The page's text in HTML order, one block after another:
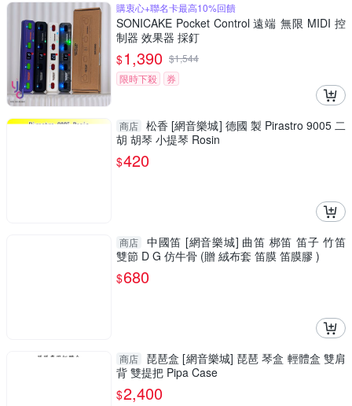
購衷心+聯名卡最高10%回饋
SONICAKE Pocket Control 遠端 無限 MIDI 控
制器 效果器 採釘
$1,390 $1,544
限時下殺
券
商店 松香 [網音樂城] 德國 製 Pirastro 9005 二
胡 胡琴 小提琴 Rosin
$420
商店
中國笛 [網音樂城] 曲笛 梆笛 笛子 竹笛
雙節 D G 仿牛骨 (贈 絨布套 笛膜 笛膜膠 )
$680
商店
琵琶盒 [網音樂城] 琵琶 琴盒 輕體盒 雙肩
背 雙提把 Pipa Case
$2,400